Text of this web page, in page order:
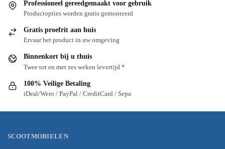
Professioneel gereedgemaakt voor gebruik
Productopties worden gratis gemonteerd
Gratis proefrit aan huis
Ervaar het product in uw omgeving
Binnenkort bij u thuis
Twee tot en met zes weken levertijd *
100% Veilige Betaling
iDeal/Wero / PayPal / CreditCard / Sepa
SCOOTMOBIELEN